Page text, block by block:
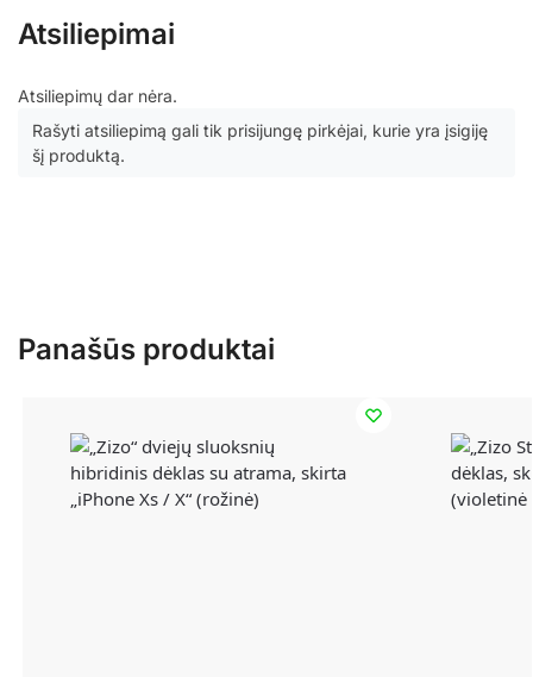
Atsiliepimai
Atsiliepimų dar nėra.
Rašyti atsiliepimą gali tik prisijungę pirkėjai, kurie yra įsigiję
šį produktą.
Panašūs produktai